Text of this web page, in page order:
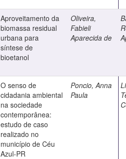
Aproveitamento da
biomassa residual
urbana para
síntese de
bioetanol
Oliveira,
Fabieli
Aparecida de
O senso de
cidadania ambiental
na sociedade
contemporânea:
estudo de caso
realizado no
município de Céu
Azul-PR
Poncio, Anna
Paula